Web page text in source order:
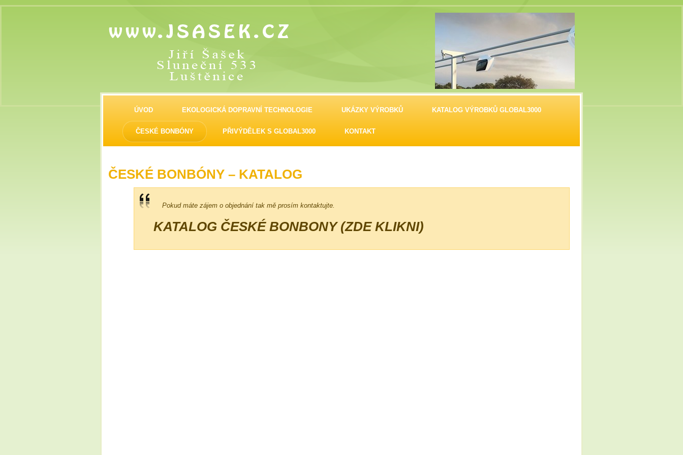
ÚVOD EKOLOGICKÁ DOPRAVNÍ TECHNOLOGIE UKÁZKY VÝROBKŮ KATALOG VÝROBKŮ GLOBAL3000
ČESKÉ BONBÓNY PŘIVÝDĚLEK S GLOBAL3000 KONTAKT
ČESKÉ BONBÓNY – KATALOG
Pokud máte zájem o objednání tak mě prosím kontaktujte.
KATALOG ČESKÉ BONBONY (ZDE KLIKNI)